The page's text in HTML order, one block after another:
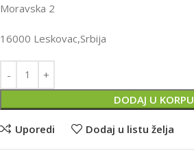
Moravska 2
16000 Leskovac,Srbija
DODAJ U KORPU
Uporedi Dodaj u listu želja